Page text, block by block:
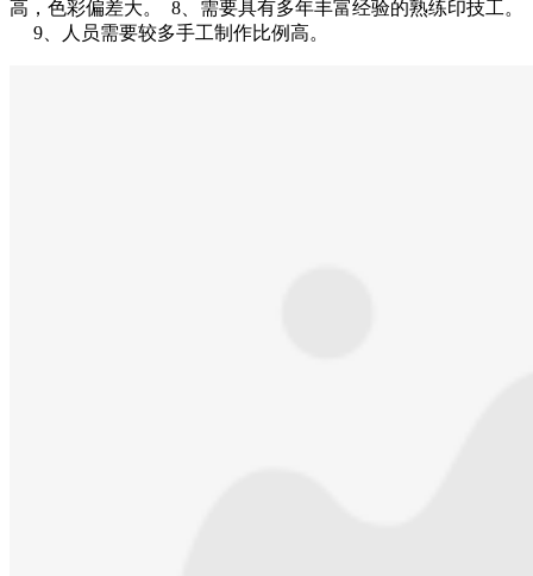
高，色彩偏差大。 8、需要具有多年丰富经验的熟练印技工。
9、人员需要较多手工制作比例高。